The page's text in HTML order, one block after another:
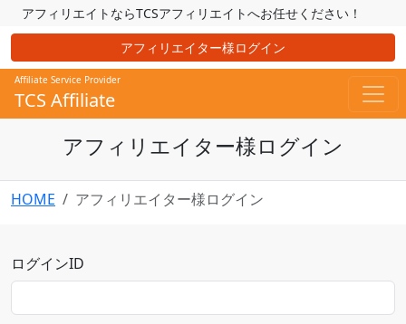
アフィリエイトならTCSアフィリエイトへお任せください！
アフィリエイター様ログイン
Affiliate Service Provider
TCS Affiliate
アフィリエイター様ログイン
HOME アフィリエイター様ログイン
ログインID